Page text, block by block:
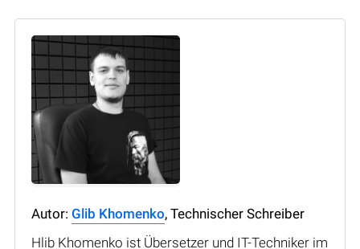
Autor: Glib Khomenko, Technischer Schreiber
Hlib Khomenko ist Übersetzer und IT-Techniker im